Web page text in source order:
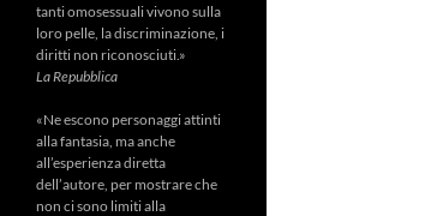
tanti omosessuali vivono sulla
loro pelle, la discriminazione, i
diritti non riconosciuti.»
La Repubblica
«Ne escono personaggi attinti
alla fantasia, ma anche
all’esperienza diretta
dell’autore, per mostrare che
non ci sono limiti alla